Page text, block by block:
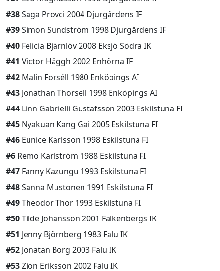
#38Saga Provci 2004 Djurgårdens IF
#39Simon Sundström 1998 Djurgårdens IF
#40 Felicia Bjärnlöv 2008 Eksjö Södra IK
#41 Victor Häggh 2002 Enhörna IF
#42 Malin Forséll 1980 Enköpings AI
#43 Jonathan Thorsell 1998 Enköpings AI
#44 Linn Gabrielli Gustafsson 2003 Eskilstuna FI
#45 Nyakuan Kang Gai 2005 Eskilstuna FI
#46 Eunice Karlsson 1998 Eskilstuna FI
#6 Remo Karlström 1988 Eskilstuna FI
#47 Fanny Kazungu 1993 Eskilstuna FI
#48Sanna Mustonen 1991 Eskilstuna FI
#49Theodor Thor 1993 Eskilstuna FI
#50Tilde Johansson 2001 Falkenbergs IK
#51 Jenny Björnberg 1983 Falu IK
#52 Jonatan Borg 2003 Falu IK
#53Zion Eriksson 2002 Falu IK